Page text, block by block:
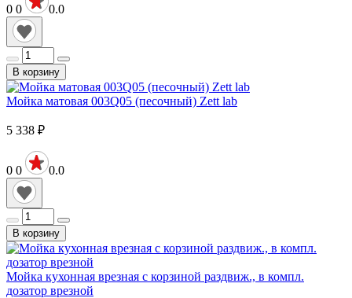
0 0 0.0
В корзину
Мойка матовая 003Q05 (песочный) Zett lab
5 338 ₽
0 0 0.0
В корзину
Мойка кухонная врезная с корзиной раздвиж., в компл.
дозатор врезной